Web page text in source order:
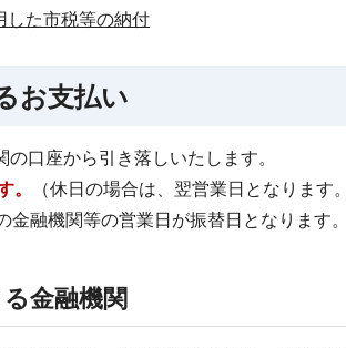
した市税等の納付
お支払い
口座から引き落しいたします。
。
（休日の場合は、翌営業日となります
金融機関等の営業日が振替日となります。
金融機関